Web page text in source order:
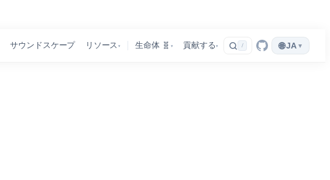
サウンドスケープ リソース ▾ 生命体 🧬 ▾ 貢献する ▾ / 🌐 JA ▾